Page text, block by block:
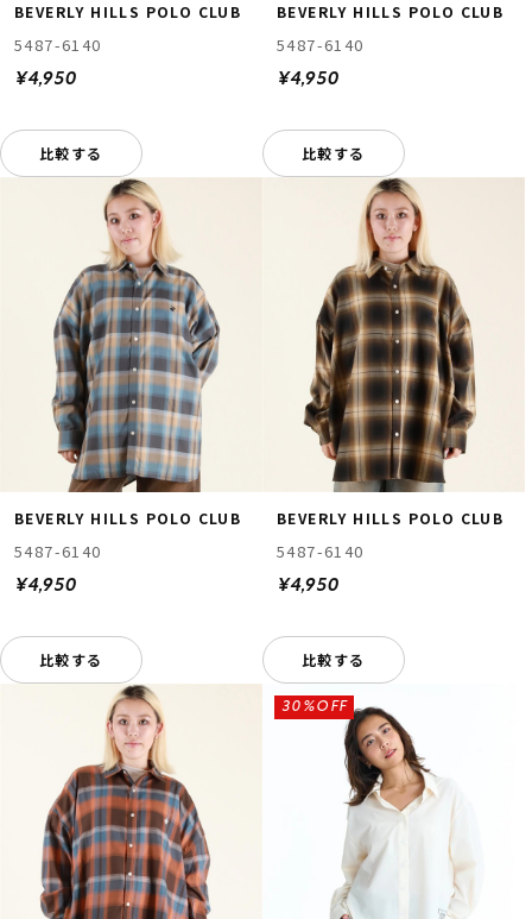
BEVERLY HILLS POLO CLUB
5487-6140
¥4,950
比較する
BEVERLY HILLS POLO CLUB
5487-6140
¥4,950
比較する
BEVERLY HILLS POLO CLUB
5487-6140
¥4,950
比較する
BEVERLY HILLS POLO CLUB
5487-6140
¥4,950
比較する
30%OFF